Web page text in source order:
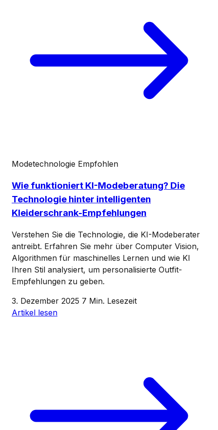
Modetechnologie Empfohlen
Wie funktioniert KI-Modeberatung? Die
Technologie hinter intelligenten
Kleiderschrank-Empfehlungen
Verstehen Sie die Technologie, die KI-Modeberater
antreibt. Erfahren Sie mehr über Computer Vision,
Algorithmen für maschinelles Lernen und wie KI
Ihren Stil analysiert, um personalisierte Outfit-
Empfehlungen zu geben.
3. Dezember 2025 7 Min. Lesezeit
Artikel lesen